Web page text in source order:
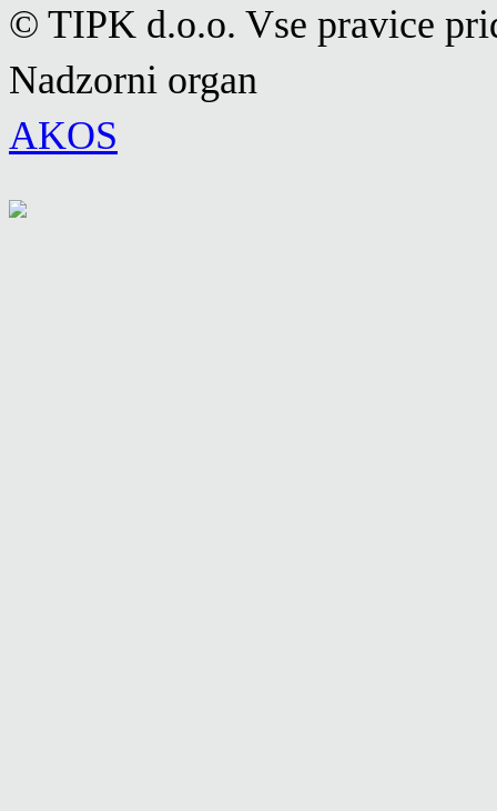
© TIPK d.o.o. Vse pravice
Nadzorni organ
AKOS